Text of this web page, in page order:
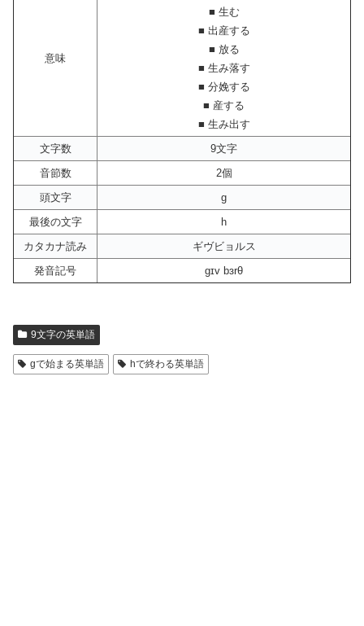
意味
■ 生む
■ 出産する
■ 放る
■ 生み落す
■ 分娩する
■ 産する
■ 生み出す
文字数
9文字
音節数
2個
頭文字
g
最後の文字
h
カタカナ読み
ギヴビョルス
発音記号
gɪv bɜrθ
9文字の英単語
gで始まる英単語 hで終わる英単語